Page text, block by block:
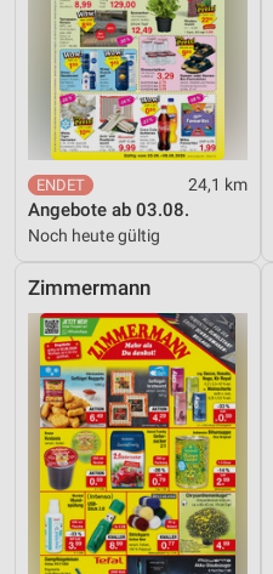
24,1 km
Angebote ab 03.08.
Noch heute gültig
Zimmermann